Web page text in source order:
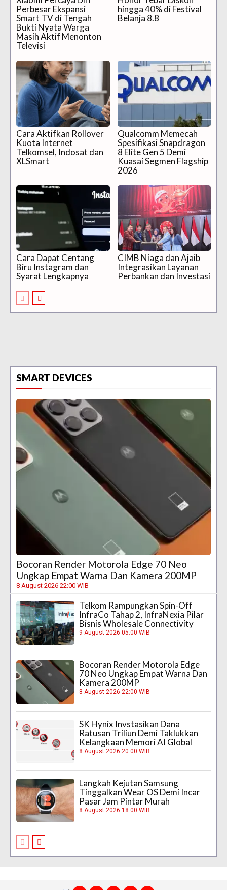
Perbesar Ekspansi
Smart TV di Tengah
Bukti Nyata Warga
Masih Aktif Menonton
Televisi
hingga 40% di Festival
Belanja 8.8
Cara Aktifkan Rollover
Kuota Internet
Telkomsel, Indosat dan
XLSmart
Qualcomm Memecah
Spesifikasi Snapdragon
8 Elite Gen 5 Demi
Kuasai Segmen Flagship
2026
Cara Dapat Centang
Biru Instagram dan
Syarat Lengkapnya
CIMB Niaga dan Ajaib
Integrasikan Layanan
Perbankan dan Investasi
SMART DEVICES
Bocoran Render Motorola Edge 70 Neo
Ungkap Empat Warna Dan Kamera 200MP
8 August 2026 22:00 WIB
Telkom Rampungkan Spin-Off
InfraCo Tahap 2, InfraNexia Pilar
Bisnis Wholesale Connectivity
9 August 2026 05:00 WIB
Bocoran Render Motorola Edge
70 Neo Ungkap Empat Warna Dan
Kamera 200MP
8 August 2026 22:00 WIB
SK Hynix Invstasikan Dana
Ratusan Triliun Demi Taklukkan
Kelangkaan Memori AI Global
8 August 2026 20:00 WIB
Langkah Kejutan Samsung
Tinggalkan Wear OS Demi Incar
Pasar Jam Pintar Murah
8 August 2026 18:00 WIB